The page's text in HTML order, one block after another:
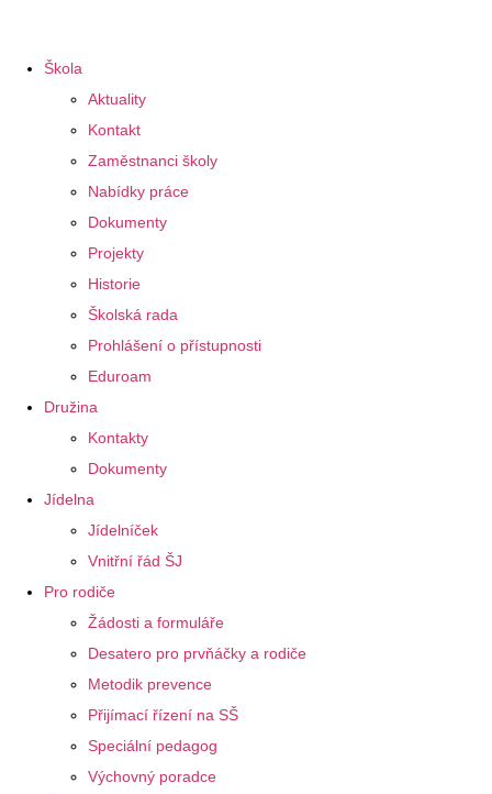
Škola
Aktuality
Kontakt
Zaměstnanci školy
Nabídky práce
Dokumenty
Projekty
Historie
Školská rada
Prohlášení o přístupnosti
Eduroam
Družina
Kontakty
Dokumenty
Jídelna
Jídelníček
Vnitřní řád ŠJ
Pro rodiče
Žádosti a formuláře
Desatero pro prvňáčky a rodiče
Metodik prevence
Přijímací řízení na SŠ
Speciální pedagog
Výchovný poradce